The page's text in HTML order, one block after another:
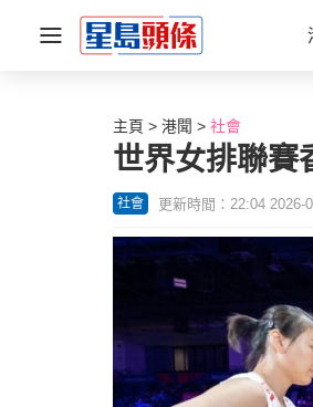
主頁 港聞 社會
世界女排聯賽
社會 更新時間：22:04 2026-